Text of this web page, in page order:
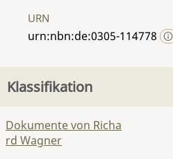
URN
urn:nbn:de:0305-114778
Klassifikation
Dokumente von Richa
rd Wagner